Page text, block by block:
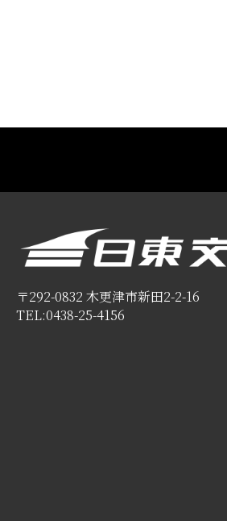
〒292-0832 木更津市新田2-2-16
TEL:0438-25-4156